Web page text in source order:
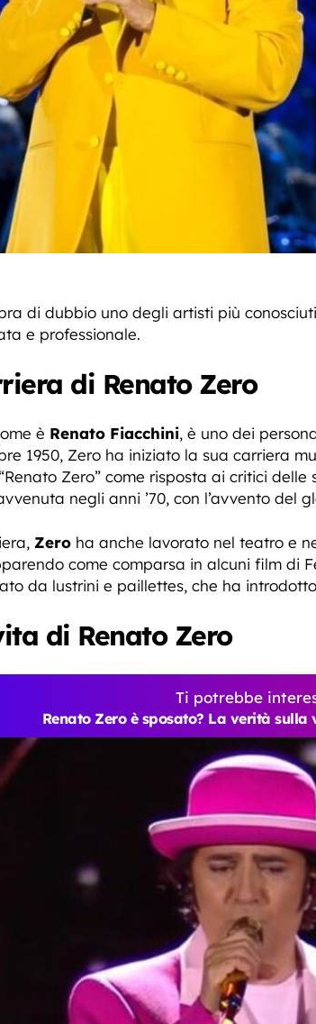
di dubbio uno degli artisti più
e professionale.
di Renato Zero
è Renato Fiacchini, è uno dei
1950, Zero ha iniziato la sua carriera
Zero” come risposta ai critici
negli anni ’70, con l’avvento del
Zero ha anche lavorato nel teatro e
come comparsa in alcuni film di
da lustrini e paillettes, che ha
di Renato Zero
Ti potrebbe
Renato Zero è sposato? La verità